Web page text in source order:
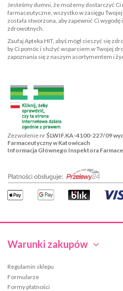
Warunki zakupów
Regulamin sklepu
Formularze
Formy płatności
Jesteśmy dumni, że możemy dostarczyć
farmaceutyczne, wszystko w zasięgu
została stworzona, aby zapewnić Ci
zdrowotnych.
Zaufaj Apteka HIT, abyś mógł cieszyć się
by Ci pomóc i służyć wsparciem w Twojej
zapoznania się z naszym asortymentem i
Zezwolenie nrŚLWIF.KA-4100-227/09
Farmaceutyczny w Katowicach
Informacja Głównego Inspektora